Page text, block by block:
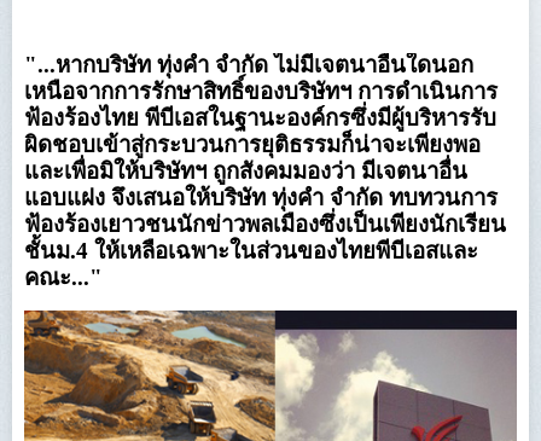
"...หากบริษัท ทุ่งคำ จำกัด ไม่มีเจตนาอื่นใดนอก
เหนือจากการรักษาสิทธิ์ของบริษัทฯ การดำเนินการ
ฟ้องร้องไทย พีบีเอสในฐานะองค์กรซึ่งมีผู้บริหารรับ
ผิดชอบเข้าสู่กระบวนการยุติธรรมก็น่าจะเพียงพอ
และเพื่อมิให้บริษัทฯ ถูกสังคมมองว่า มีเจตนาอื่น
แอบแฝง จึงเสนอให้บริษัท ทุ่งคำ จำกัด ทบทวนการ
ฟ้องร้องเยาวชนนักข่าวพลเมืองซึ่งเป็นเพียงนักเรียน
ชั้นม.4 ให้เหลือเฉพาะในส่วนของไทยพีบีเอสและ
คณะ..."